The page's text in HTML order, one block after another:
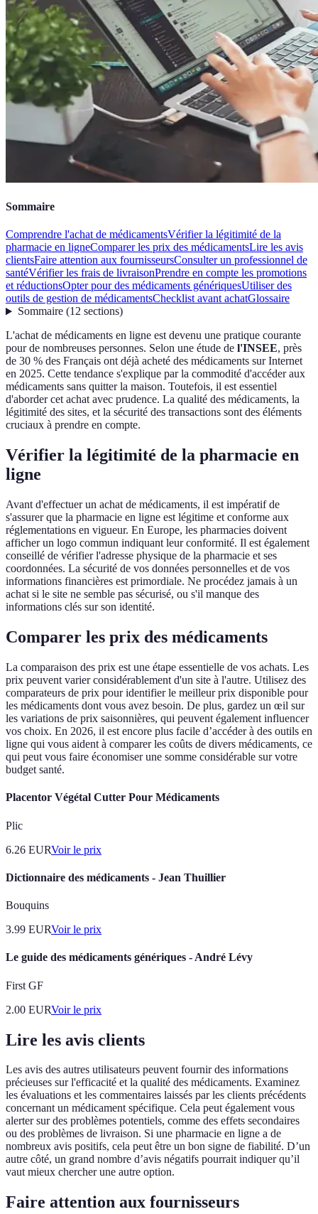
Sommaire
Comprendre l'achat de médicamentsVérifier la légitimité de la
pharmacie en ligneComparer les prix des médicamentsLire les avis
clientsFaire attention aux fournisseursConsulter un professionnel de
santéVérifier les frais de livraisonPrendre en compte les promotions
et réductionsOpter pour des médicaments génériquesUtiliser des
outils de gestion de médicamentsChecklist avant achatGlossaire
Sommaire(12 sections)
L'achat de médicaments en ligne est devenu une pratique courante
pour de nombreuses personnes. Selon une étude de l'INSEE, près
de 30 % des Français ont déjà acheté des médicaments sur Internet
en 2025. Cette tendance s'explique par la commodité d'accéder aux
médicaments sans quitter la maison. Toutefois, il est essentiel
d'aborder cet achat avec prudence. La qualité des médicaments, la
légitimité des sites, et la sécurité des transactions sont des éléments
cruciaux à prendre en compte.
Vérifier la légitimité de la pharmacie en
ligne
Avant d'effectuer un achat de médicaments, il est impératif de
s'assurer que la pharmacie en ligne est légitime et conforme aux
réglementations en vigueur. En Europe, les pharmacies doivent
afficher un logo commun indiquant leur conformité. Il est également
conseillé de vérifier l'adresse physique de la pharmacie et ses
coordonnées. La sécurité de vos données personnelles et de vos
informations financières est primordiale. Ne procédez jamais à un
achat si le site ne semble pas sécurisé, ou s'il manque des
informations clés sur son identité.
Comparer les prix des médicaments
La comparaison des prix est une étape essentielle de vos achats. Les
prix peuvent varier considérablement d'un site à l'autre. Utilisez des
comparateurs de prix pour identifier le meilleur prix disponible pour
les médicaments dont vous avez besoin. De plus, gardez un œil sur
les variations de prix saisonnières, qui peuvent également influencer
vos choix. En 2026, il est encore plus facile d’accéder à des outils en
ligne qui vous aident à comparer les coûts de divers médicaments, ce
qui peut vous faire économiser une somme considérable sur votre
budget santé.
Placentor Végétal Cutter Pour Médicaments
Plic
6.26 EURVoir le prix
Dictionnaire des médicaments - Jean Thuillier
Bouquins
3.99 EURVoir le prix
Le guide des médicaments génériques - André Lévy
First GF
2.00 EURVoir le prix
Lire les avis clients
Les avis des autres utilisateurs peuvent fournir des informations
précieuses sur l'efficacité et la qualité des médicaments. Examinez
les évaluations et les commentaires laissés par les clients précédents
concernant un médicament spécifique. Cela peut également vous
alerter sur des problèmes potentiels, comme des effets secondaires
ou des problèmes de livraison. Si une pharmacie en ligne a de
nombreux avis positifs, cela peut être un bon signe de fiabilité. D’un
autre côté, un grand nombre d’avis négatifs pourrait indiquer qu’il
vaut mieux chercher une autre option.
Faire attention aux fournisseurs